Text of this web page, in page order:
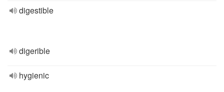
digestible
digerible
hygienic